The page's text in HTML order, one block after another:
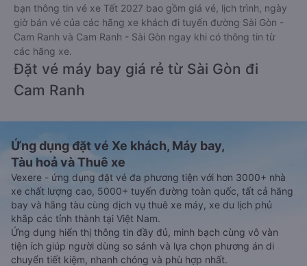
bạn thông tin vé xe Tết 2027 bao gồm giá vé, lịch trình, ngày
giờ bán vé của các hãng xe khách đi tuyến đường Sài Gòn -
Cam Ranh và Cam Ranh - Sài Gòn ngay khi có thông tin từ
các hãng xe.
Đặt vé máy bay giá rẻ từ Sài Gòn đi
Cam Ranh
Ứng dụng đặt vé Xe khách, Máy bay,
Tàu hoả và Thuê xe
Vexere - ứng dụng đặt vé đa phương tiện với hơn 3000+ nhà
xe chất lượng cao, 5000+ tuyến đường toàn quốc, tất cả hãng
bay và hãng tàu cùng dịch vụ thuê xe máy, xe du lịch phủ
khắp các tỉnh thành tại Việt Nam.
Ứng dụng hiển thị thông tin đầy đủ, minh bạch cùng vô vàn
tiện ích giúp người dùng so sánh và lựa chọn phương án di
chuyển tiết kiệm, nhanh chóng và phù hợp nhất.